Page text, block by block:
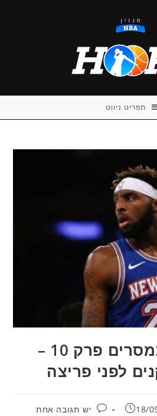
תפריט ניווט
פודקאסט מתמסרים פרק 10 –
לפני פריצה
18/ תגובות:יש תגובה אחת